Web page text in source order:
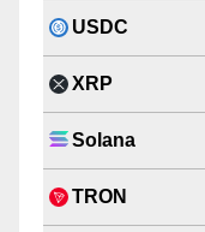
USDC
XRP
Solana
TRON